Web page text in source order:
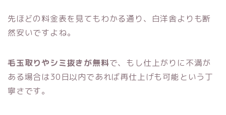
先ほどの料金表を見てもわかる通り、白洋舎よりも断
然安いですよね。
毛玉取りやシミ抜きが無料で、もし仕上がりに不満が
ある場合は30日以内であれば再仕上げも可能という丁
寧さです。